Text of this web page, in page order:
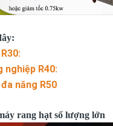
nghiệp R40:
năng R50
rang hạt số lượng lớn